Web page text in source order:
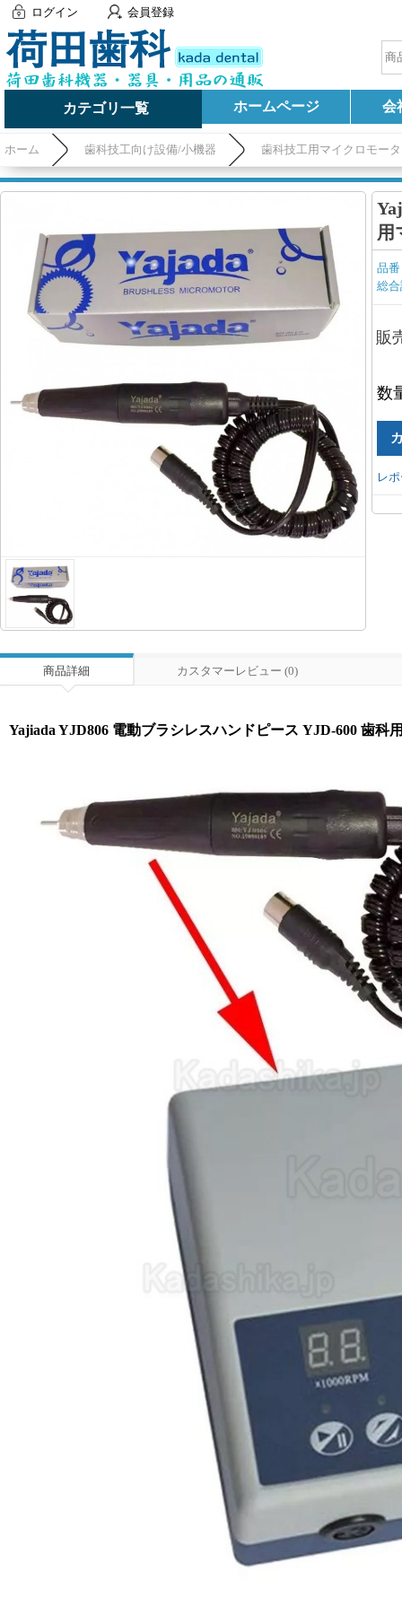
ログイン 会員登録
カテゴリ一覧 ホームページ 会
ホーム 歯科技工向け設備/小機器 歯科技工用マイクロモー
用
品
総
販
数
レ
商品詳細 カスタマーレビュー (0)
Yajiada YJD806 電動ブラシレスハンドピース YJD-600 歯科